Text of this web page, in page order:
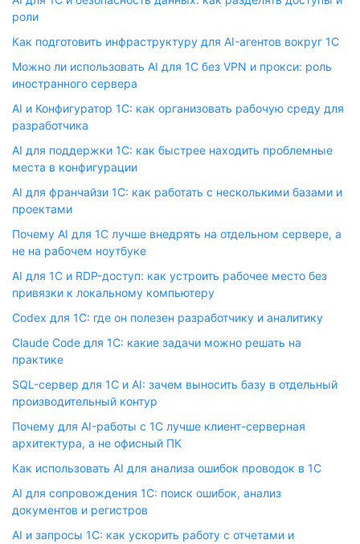
роли
Как подготовить инфраструктуру для AI-агентов вокруг 1С
Можно ли использовать AI для 1С без VPN и прокси: роль
иностранного сервера
AI и Конфигуратор 1С: как организовать рабочую среду для
разработчика
AI для поддержки 1С: как быстрее находить проблемные
места в конфигурации
AI для франчайзи 1С: как работать с несколькими базами и
проектами
Почему AI для 1С лучше внедрять на отдельном сервере, а
не на рабочем ноутбуке
AI для 1С и RDP-доступ: как устроить рабочее место без
привязки к локальному компьютеру
Codex для 1С: где он полезен разработчику и аналитику
Claude Code для 1С: какие задачи можно решать на
практике
SQL-сервер для 1С и AI: зачем выносить базу в отдельный
производительный контур
Почему для AI-работы с 1С лучше клиент-серверная
архитектура, а не офисный ПК
Как использовать AI для анализа ошибок проводок в 1С
AI для сопровождения 1С: поиск ошибок, анализ
документов и регистров
AI и запросы 1С: как ускорить работу с отчетами и